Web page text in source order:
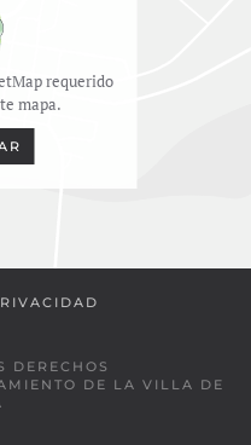
requerido
mapa.
DERECHOS
DE LA VILLA DE